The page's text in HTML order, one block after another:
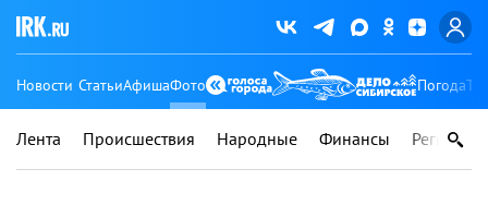
Новости СтатьиАфишаФото Погода
Лента Происшествия Народные Финансы Регионы